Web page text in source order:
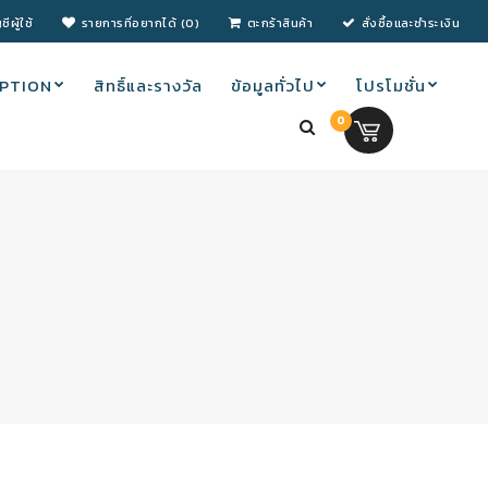
ผู้ใช้ รายการที่อยากได้ (0) ตะกร้าสินค้า สั่งซื้อและชำระเงิน
สิทธิ์และรางวัล ข้อมูลทั่วไป โปรโมชั่น
0